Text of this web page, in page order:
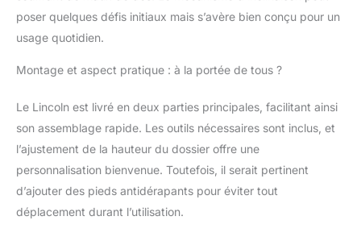
poser quelques défis initiaux mais s’avère bien conçu pour un
usage quotidien.
Montage et aspect pratique : à la portée de tous ?
Le Lincoln est livré en deux parties principales, facilitant ainsi
son assemblage rapide. Les outils nécessaires sont inclus, et
l’ajustement de la hauteur du dossier offre une
personnalisation bienvenue. Toutefois, il serait pertinent
d’ajouter des pieds antidérapants pour éviter tout
déplacement durant l’utilisation.